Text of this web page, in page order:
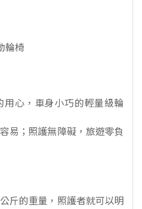
輪椅
心，車身小巧的輕量級輪
易；照護無障礙，旅遊零負
斤的重量，照護者就可以明